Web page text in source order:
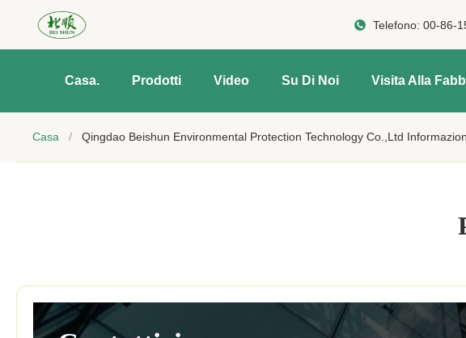
Telefono:00-86-
Casa. Prodotti Video Su Di Noi Visita Alla
Casa / Qingdao Beishun Environmental Protection Technology Co.,Ltd